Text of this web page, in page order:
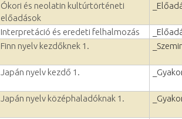
Ókori és neolatin kultúrtörténeti
előadások
Interpretáció és eredeti felhalmozás
Finn nyelv kezdőknek 1.
Japán nyelv kezdő 1.
Japán nyelv középhaladóknak 1.